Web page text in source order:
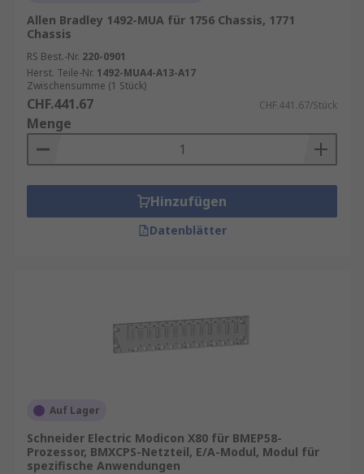
Allen Bradley 1492-MUA für 1756 Chassis, 1771
Chassis
RS Best.-Nr. 220-0901
Herst. Teile-Nr. 1492-MUA4-A13-A17
Zwischensumme (1 Stück)
CHF.441.67 CHF.441.67/Stück
Menge
Hinzufügen
Datenblätter
Auf Lager
Schneider Electric Modicon X80 für BMEP58-
Prozessor, BMXCPS-Netzteil, E/A-Modul, Modul für
spezifische Anwendungen